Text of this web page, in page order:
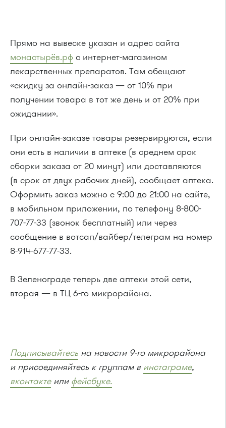
Прямо на вывеске указан и адрес сайта
монастырёв.рф с интернет-магазином
лекарственных препаратов. Там обещают
«скидку за онлайн-заказ — от 10% при
получении товара в тот же день и от 20% при
ожидании».
При онлайн-заказе товары резервируются, если
они есть в наличии в аптеке (в среднем срок
сборки заказа от 20 минут) или доставляются
(в срок от двух рабочих дней), сообщает аптека.
Оформить заказ можно с 9:00 до 21:00 на сайте,
в мобильном приложении, по телефону 8-800-
707-77-33 (звонок бесплатный) или через
сообщение в вотсап/вайбер/телеграм на номер
8-914-677-77-33.
В Зеленограде теперь две аптеки этой сети,
вторая — в ТЦ 6-го микрорайона.
Подписывайтесь на новости 9-го микрорайона
и присоединяйтесь к группам в инстаграме,
вконтактеили фейсбуке.